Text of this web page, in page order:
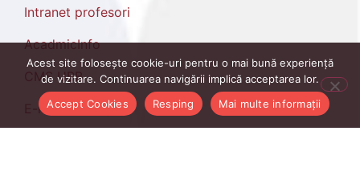
Intranet profesori
AcadmicInfo
CMS UBB
E-mail ubbcluj.ro
Acest site folosește cookie-uri pentru o mai bună experiență
de vizitare. Continuarea navigării implică acceptarea lor.
Accept Cookies
Resping Mai multe informații